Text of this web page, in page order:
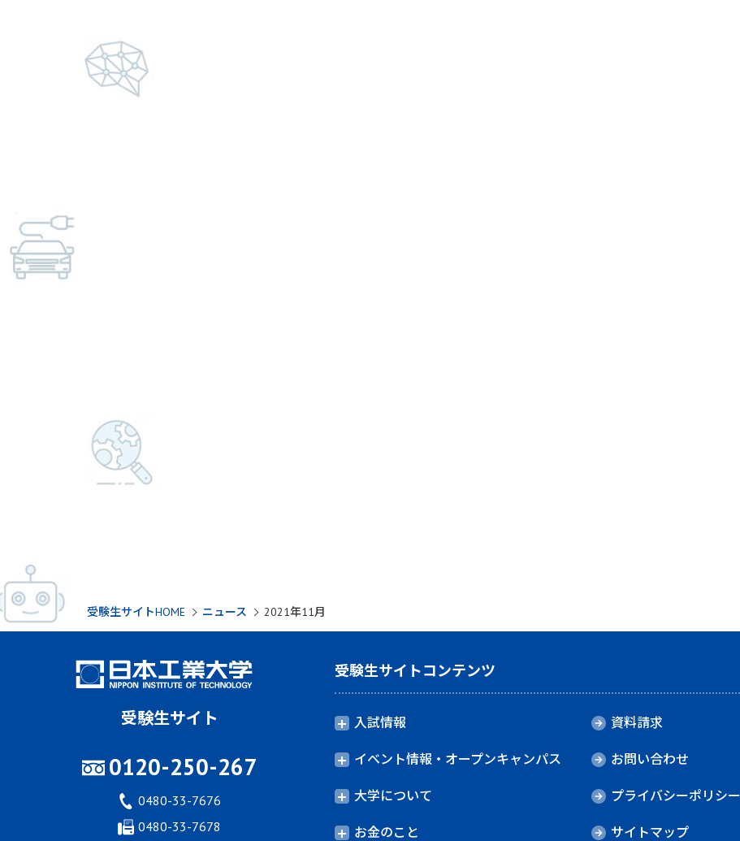
受験生サイトHOME ニュース 2021年11月
受験生サイトコンテンツ
入試情報
イベント情報・オープンキャンパス
大学について
お金のこと
資料請求
お問い合わせ
プライバシーポリシー
サイトマップ
受験生サイト
0120-250-267
0480-33-7676
0480-33-7678